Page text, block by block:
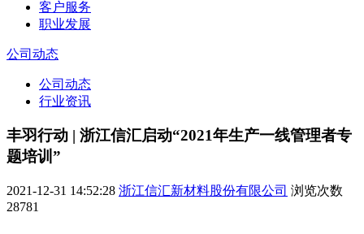
客户服务
职业发展
公司动态
公司动态
行业资讯
丰羽行动 | 浙江信汇启动“2021年生产一线管理者专
题培训”
2021-12-31 14:52:28 浙江信汇新材料股份有限公司 浏览次数
28781